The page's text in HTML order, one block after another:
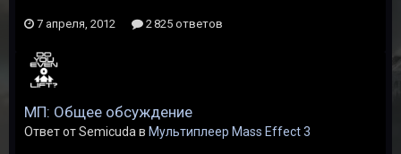
7 апреля, 2012 2 825 ответов
МП: Общее обсуждение
Ответ от Semicuda в Мультиплеер Mass Effect 3